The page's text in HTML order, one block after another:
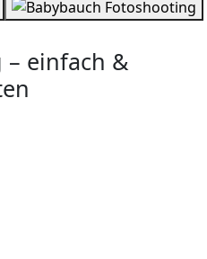
– einfach &